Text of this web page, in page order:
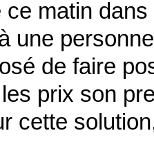
matin
une
de faire
prix son
cette